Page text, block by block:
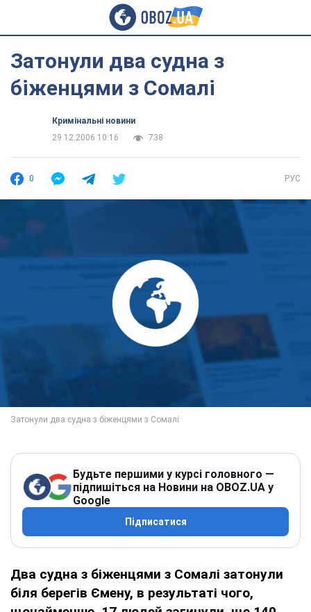
Затонули два судна з
біженцями з Сомалі
Кримінальні новини
29.12.2006 10:16
738
0 РУС
Будьте першими у курсі головного —
підпишіться на Новини на OBOZ.UA у
Google
Підписатися
Два судна з біженцями з Сомалі затонули
біля берегів Ємену, в результаті чого,